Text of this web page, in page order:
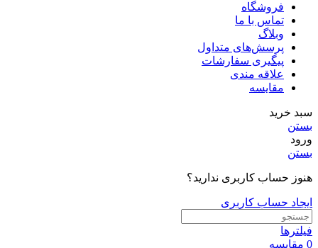
فروشگاه
تماس با ما
وبلاگ
پرسش‌های متداول
پیگیری سفارشات
علاقه مندی
مقایسه
سبد خرید
بستن
ورود
بستن
هنوز حساب کاربری ندارید؟
ایجاد حساب کاربری
فیلترها
0 مقایسه